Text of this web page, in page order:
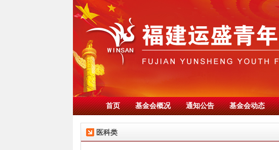
首页 基金会概况 通知公告 基金会动态
医科类